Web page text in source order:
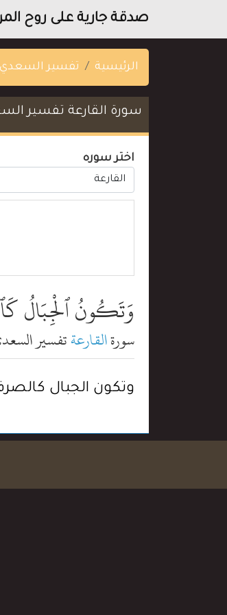
صدقة جارية على روح
الرئيسية تفسير السعدي
سورة القارعة تفسير
اختر سوره
وَتَكُونُ ٱلْجِبَالُ
سورةالقارعةتفسير
وتكون الجبال